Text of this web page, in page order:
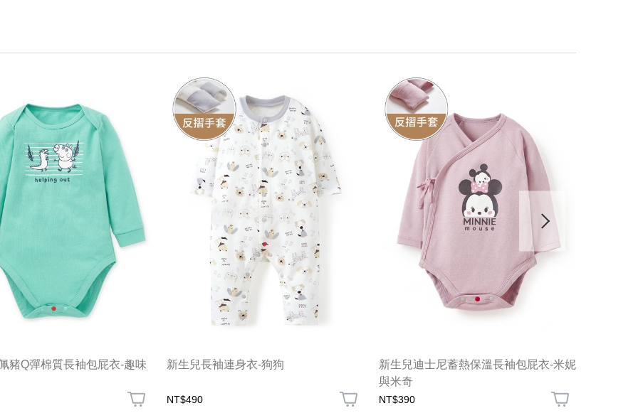
豬Q彈棉質長袖包屁衣-趣味 新生兒長袖連身衣-狗狗
NT$490
新生兒迪士尼蓄熱保溫長袖包屁衣-米妮
與米奇
NT$390